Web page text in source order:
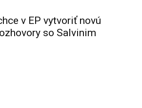
v EP vytvoriť novú
so Salvinim